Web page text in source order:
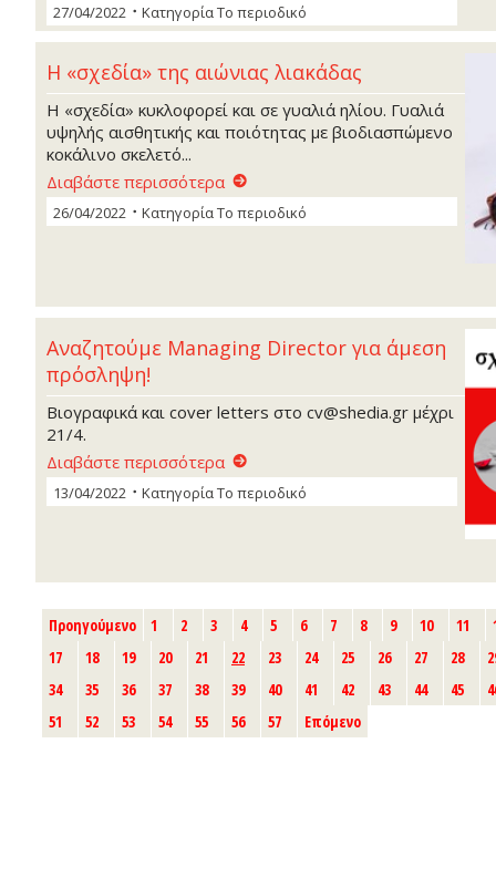
27/04/2022 ΚατηγορίαΤο περιοδικό
H «σχεδία» της αιώνιας λιακάδας
H «σχεδία» κυκλοφορεί και σε γυαλιά ηλίου. Γυαλιά
υψηλής αισθητικής και ποιότητας με βιοδιασπώμενο
κοκάλινο σκελετό...
Διαβάστε περισσότερα
26/04/2022 ΚατηγορίαΤο περιοδικό
Αναζητούμε Managing Director για άμεση
πρόσληψη!
Βιογραφικά και cover letters στο cv@shedia.gr μέχρι
21/4.
Διαβάστε περισσότερα
13/04/2022 ΚατηγορίαΤο περιοδικό
Προηγούμενο 1 2 3 4 5 6 7 8 9 10 11
17
18 19 20 21 22 23 24 25 26 27 28
34
35 36 37 38 39 40 41 42 43 44 45
51
52 53 54 55 56 57 Επόμενο